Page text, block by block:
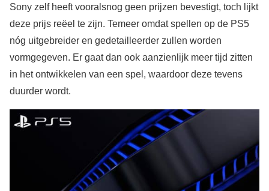
Sony zelf heeft vooralsnog geen prijzen bevestigt, toch lijkt
deze prijs reëel te zijn. Temeer omdat spellen op de PS5
nóg uitgebreider en gedetailleerder zullen worden
vormgegeven. Er gaat dan ook aanzienlijk meer tijd zitten
in het ontwikkelen van een spel, waardoor deze tevens
duurder wordt.